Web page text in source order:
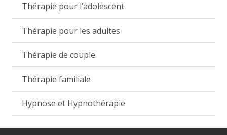
Thérapie pour l’adolescent
Thérapie pour les adultes
Thérapie de couple
Thérapie familiale
Hypnose et Hypnothérapie